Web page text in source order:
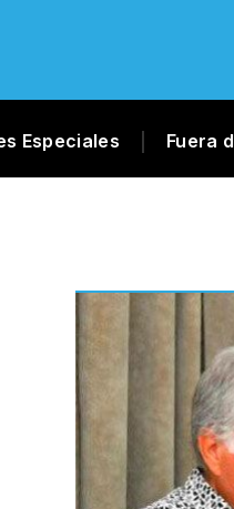
Especiales Fuera